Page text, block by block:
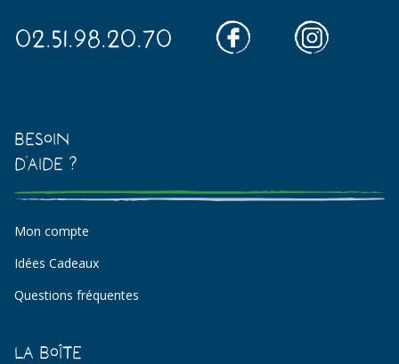
02.51.98.20.70
Besoin
d'aide ?
Mon compte
Idées Cadeaux
Questions fréquentes
La Boîte